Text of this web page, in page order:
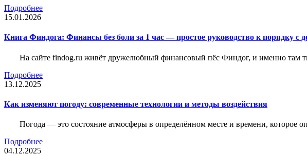
Подробнее
15.01.2026
Книга Финдога: Финансы без боли за 1 час — простое руководство к порядку с
На сайте findog.ru живёт дружелюбный финансовый пёс Финдог, и именно там
Подробнее
13.12.2025
Как изменяют погоду: современные технологии и методы воздействия
Погода — это состояние атмосферы в определённом месте и времени, которое
Подробнее
04.12.2025